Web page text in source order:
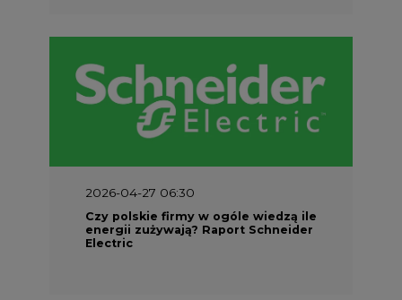
2026-04-27 06:30
Czy polskie firmy w ogóle wiedzą ile
energii zużywają? Raport Schneider
Electric